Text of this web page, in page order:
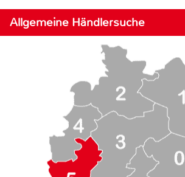
Allgemeine Händlersuche